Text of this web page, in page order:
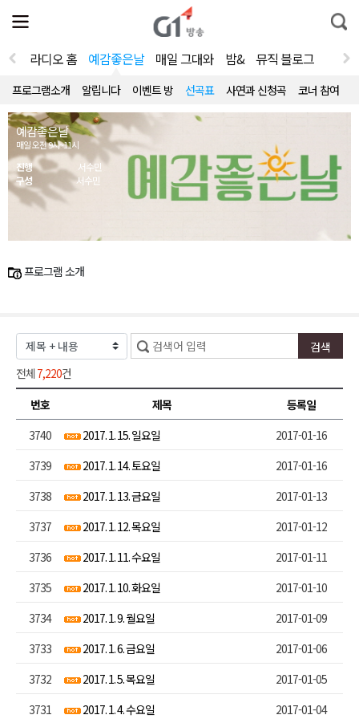
전
체
뉴
열
통
합
라디오 홈 예감좋은날 매일 그대와 밤& 뮤직 블로그
프로그램소개 알립니다 이벤트 방 선곡표 사연과 신청곡 코너 참여
예감좋은날
매일 오전 9시~11시
진행
서수민
구성
서수민
프로그램 소개
전체 7,220건
번호
제목
등록일
3740
2017. 1. 15. 일요일
2017-01-16
3739
2017. 1. 14. 토요일
2017-01-16
3738
2017. 1. 13. 금요일
2017-01-13
3737
2017. 1. 12. 목요일
2017-01-12
3736
2017. 1. 11. 수요일
2017-01-11
3735
2017. 1. 10. 화요일
2017-01-10
3734
2017. 1. 9. 월요일
2017-01-09
3733
2017. 1. 6. 금요일
2017-01-06
3732
2017. 1. 5. 목요일
2017-01-05
3731
2017. 1. 4. 수요일 2017-01-04